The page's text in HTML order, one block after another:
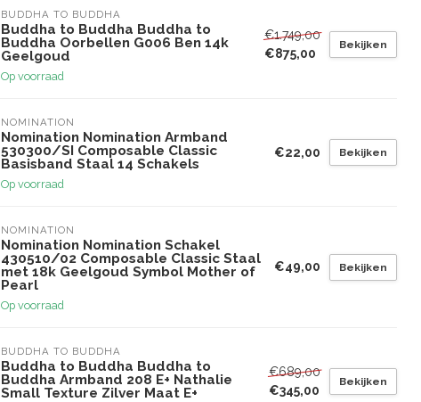
BUDDHA TO BUDDHA
Buddha to Buddha Buddha to
Buddha Oorbellen G006 Ben 14k
Geelgoud
Op voorraad
€1.749,00
€875,00
Bekijken
NOMINATION
Nomination Nomination Armband
530300/SI Composable Classic
Basisband Staal 14 Schakels
Op voorraad
€22,00 Bekijken
NOMINATION
Nomination Nomination Schakel
430510/02 Composable Classic Staal
met 18k Geelgoud Symbol Mother of
Pearl
Op voorraad
€49,00 Bekijken
BUDDHA TO BUDDHA
Buddha to Buddha Buddha to
Buddha Armband 208 E+ Nathalie
Small Texture Zilver Maat E+
€689,00
€345,00
Bekijken